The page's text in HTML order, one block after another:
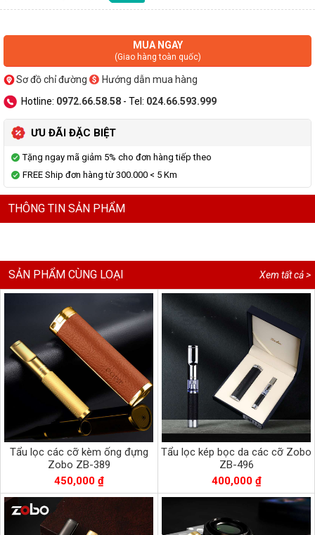
MUA NGAY
(Giao hàng toàn quốc)
Sơ đồ chỉ đường
Hướng dẫn mua hàng
Hotline: 0972.66.58.58 - Tel: 024.66.593.999
ƯU ĐÃI ĐẶC BIỆT
Tặng ngay mã giảm 5% cho đơn hàng tiếp theo
FREE Ship đơn hàng từ 300.000 < 5 Km
THÔNG TIN SẢN PHẨM
Xem tất cả >
SẢN PHẨM CÙNG LOẠI
Tẩu lọc các cỡ kèm ống đựng
Zobo ZB-389
450,000 ₫
Tẩu lọc kép bọc da các cỡ Zobo
ZB-496
400,000 ₫